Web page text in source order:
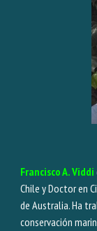
Francisco A. Viddi
Chile y Doctor en
de Australia. Ha
conservación